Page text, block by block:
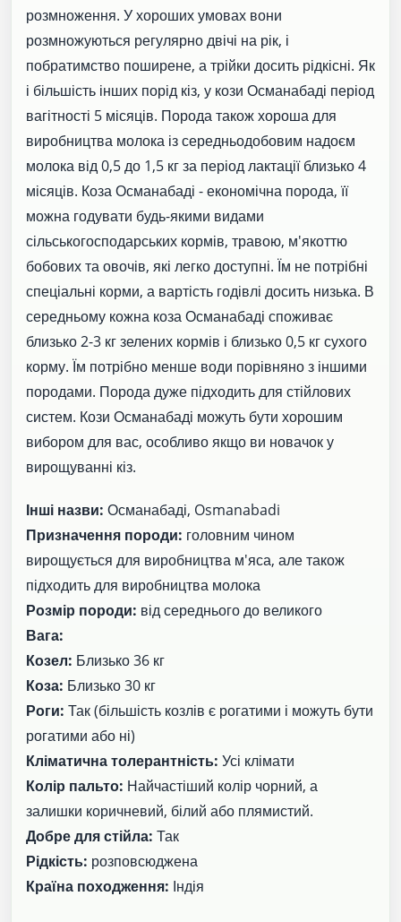
розмноження. У хороших умовах вони
розмножуються регулярно двічі на рік, і
побратимство поширене, а трійки досить рідкісні. Як
і більшість інших порід кіз, у кози Османабаді період
вагітності 5 місяців. Порода також хороша для
виробництва молока із середньодобовим надоєм
молока від 0,5 до 1,5 кг за період лактації близько 4
місяців. Коза Османабаді - економічна порода, її
можна годувати будь-якими видами
сільськогосподарських кормів, травою, м'якоттю
бобових та овочів, які легко доступні. Їм не потрібні
спеціальні корми, а вартість годівлі досить низька. В
середньому кожна коза Османабаді споживає
близько 2-3 кг зелених кормів і близько 0,5 кг сухого
корму. Їм потрібно менше води порівняно з іншими
породами. Порода дуже підходить для стійлових
систем. Кози Османабаді можуть бути хорошим
вибором для вас, особливо якщо ви новачок у
вирощуванні кіз.
Інші назви: Османабаді, Osmanabadi
Призначення породи: головним чином
вирощується для виробництва м'яса, але також
підходить для виробництва молока
Розмір породи: від середнього до великого
Вага:
Козел: Близько 36 кг
Коза: Близько 30 кг
Роги: Так (більшість козлів є рогатими і можуть бути
рогатими або ні)
Кліматична толерантність: Усі клімати
Колір пальто: Найчастіший колір чорний, а
залишки коричневий, білий або плямистий.
Добре для стійла: Так
Рідкість: розповсюджена
Країна походження: Індія